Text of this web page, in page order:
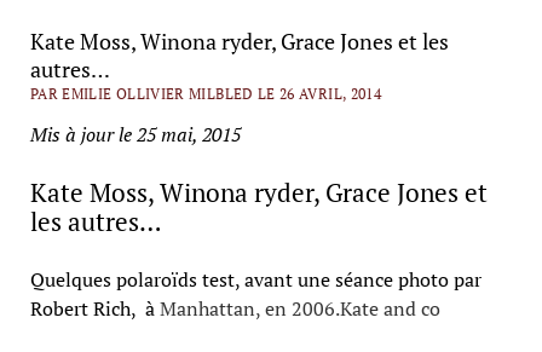
Kate Moss, Winona ryder, Grace Jones et les
autres…
PAR EMILIE OLLIVIER MILBLED LE 26 AVRIL, 2014
Mis à jour le 25 mai, 2015
Kate Moss, Winona ryder, Grace Jones et
les autres…
Quelques polaroïds test, avant une séance photo par
Robert Rich, àManhattan, en 2006.Kate and co